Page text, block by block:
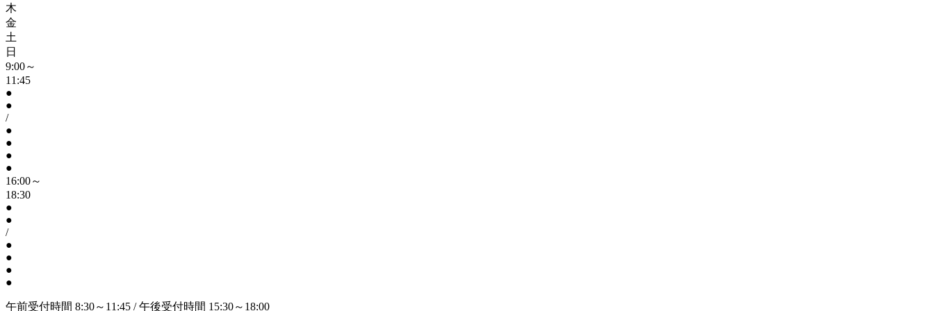
木
金
土
日
9:00～
11:45
●
●
/
●
●
●
●
16:00～
18:30
●
●
/
●
●
●
●
午前受付時間 8:30～11:45 / 午後受付時間 15:30～18:00